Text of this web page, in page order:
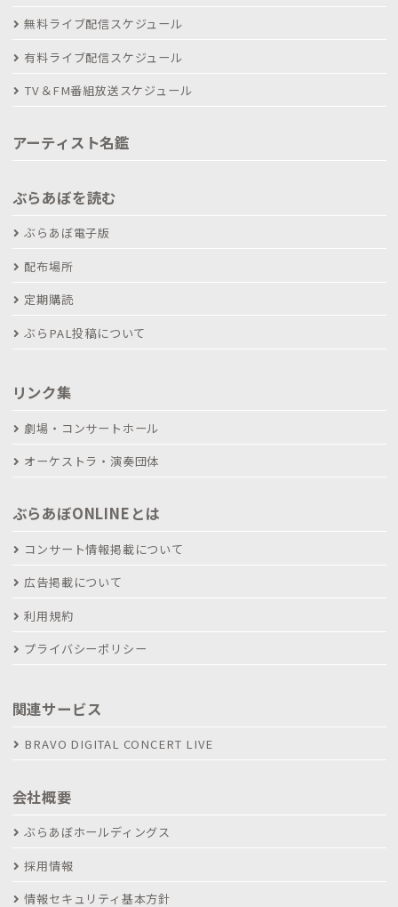
無料ライブ配信スケジュール
有料ライブ配信スケジュール
TV＆FM番組放送スケジュール
アーティスト名鑑
ぶらあぼを読む
ぶらあぼ電子版
配布場所
定期購読
ぶらPAL投稿について
リンク集
劇場・コンサートホール
オーケストラ・演奏団体
ぶらあぼONLINEとは
コンサート情報掲載について
広告掲載について
利用規約
プライバシーポリシー
関連サービス
BRAVO DIGITAL CONCERT LIVE
会社概要
ぶらあぼホールディングス
採用情報
情報セキュリティ基本方針